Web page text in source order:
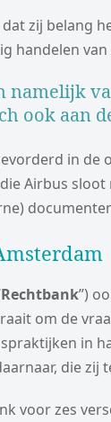
dat zij belang
handelen
namelijk
ook aan
in de
Airbus sloot
Rechtbank”)
om de
in
die
voor zes